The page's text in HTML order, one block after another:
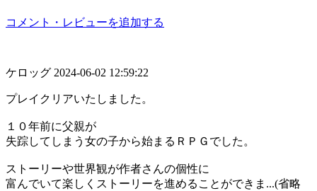
コメント・レビューを追加する
ケロッグ 2024-06-02 12:59:22
プレイクリアいたしました。
１０年前に父親が
失踪してしまう女の子から始まるＲＰＧでした。
ストーリーや世界観が作者さんの個性に
富んでいて楽しくストーリーを進めることができま...(省略